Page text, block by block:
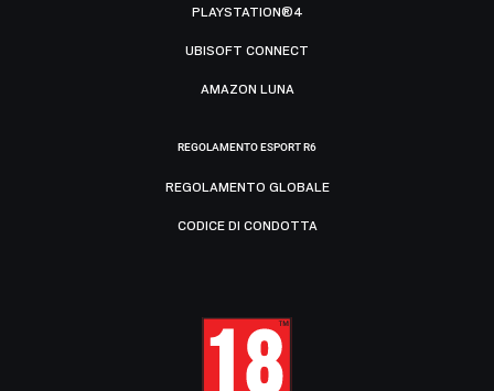
PLAYSTATION®4
UBISOFT CONNECT
AMAZON LUNA
REGOLAMENTO ESPORT R6
REGOLAMENTO GLOBALE
CODICE DI CONDOTTA